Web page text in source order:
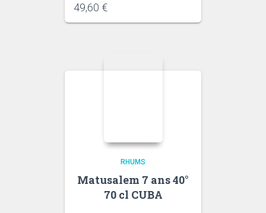
49,60 €
RHUMS
Matusalem 7 ans 40°
70 cl CUBA